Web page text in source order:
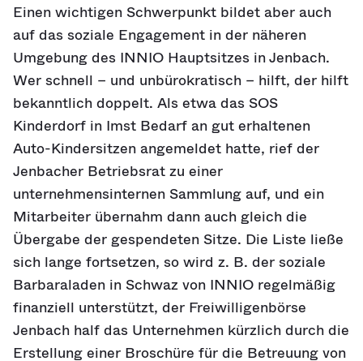
Einen wichtigen Schwerpunkt bildet aber auch
auf das soziale Engagement in der näheren
Umgebung des INNIO Hauptsitzes in Jenbach.
Wer schnell – und unbürokratisch – hilft, der hilft
bekanntlich doppelt. Als etwa das SOS
Kinderdorf in Imst Bedarf an gut erhaltenen
Auto-Kindersitzen angemeldet hatte, rief der
Jenbacher Betriebsrat zu einer
unternehmensinternen Sammlung auf, und ein
Mitarbeiter übernahm dann auch gleich die
Übergabe der gespendeten Sitze. Die Liste ließe
sich lange fortsetzen, so wird z. B. der soziale
Barbaraladen in Schwaz von INNIO regelmäßig
finanziell unterstützt, der Freiwilligenbörse
Jenbach half das Unternehmen kürzlich durch die
Erstellung einer Broschüre für die Betreuung von